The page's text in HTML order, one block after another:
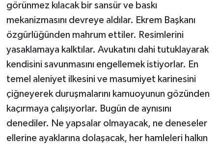
görünmez kılacak bir sansür ve baskı
mekanizmasını devreye aldılar. Ekrem Başkanı
özgürlüğünden mahrum ettiler. Resimlerini
yasaklamaya kalktılar. Avukatını dahi tutuklayarak
kendisini savunmasını engellemek istiyorlar. En
temel aleniyet ilkesini ve masumiyet karinesini
çiğneyerek duruşmalarını kamuoyunun gözünden
kaçırmaya çalışıyorlar. Bugün de aynısını
denediler. Ne yapsalar olmayacak, ne deneseler
ellerine ayaklarına dolaşacak, her hamleleri halkın